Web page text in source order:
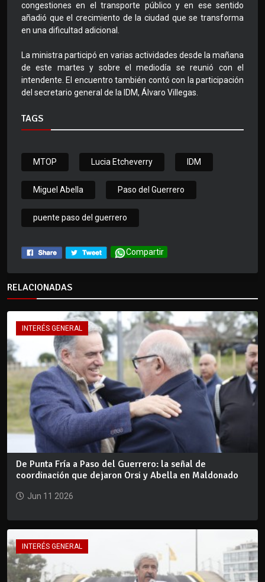
congestiones en el transporte público y en ese sentido
añadió que el crecimiento de la ciudad que se transforma
en una dificultad adicional.
La ministra participó en varias actividades desde la mañana
de este martes y sobre el mediodía se reunió con el
intendente. El encuentro también contó con la participación
del secretario general de la IDM, Álvaro Villegas.
TAGS
MTOP Lucia Etcheverry IDM
Miguel Abella Paso del Guerrero
puente paso del guerrero
Compartir
RELACIONADAS
INTERÉS GENERAL
De Punta Fría a Paso del Guerrero: la señal de
coordinación que dejaron Orsi y Abella en Maldonado
Jun 11 2026
INTERÉS GENERAL